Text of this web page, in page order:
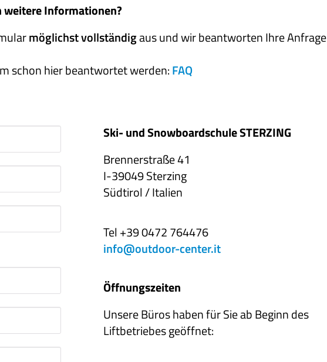
weitere Informationen?
möglichst vollständigaus und wir beantworten Ihre Anfrage
schon hier beantwortet werden:FAQ
Ski- und Snowboardschule STERZING
Brennerstraße 41
I-39049 Sterzing
Südtirol / Italien
Tel +39 0472 764476
info@outdoor-center.it
Öffnungszeiten
Unsere Büros haben für Sie ab Beginn des
Liftbetriebes geöffnet: